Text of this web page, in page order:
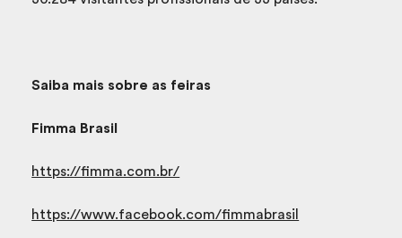
Saiba mais sobre as feiras
Fimma Brasil
https://fimma.com.br/
https://www.facebook.com/fimmabrasil